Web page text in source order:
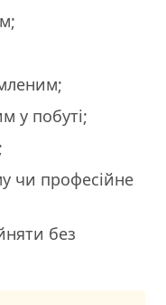
у побуті;
чи професійне
без